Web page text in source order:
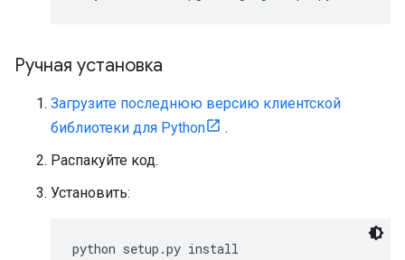
Ручная установка
Загрузите последнюю версию клиентской
библиотеки для Python
.
Распакуйте код.
Установить:
python setup.py install